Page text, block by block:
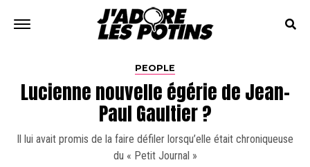
PEOPLE
Lucienne nouvelle égérie de Jean-
Paul Gaultier ?
Il lui avait promis de la faire défiler lorsqu’elle était chroniqueuse
du « Petit Journal »